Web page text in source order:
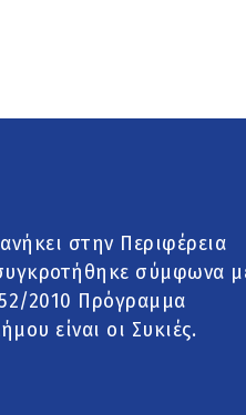
στην Περιφέρεια
σύμφωνα
2010 Πρόγραμμα
είναι οι Συκιές.